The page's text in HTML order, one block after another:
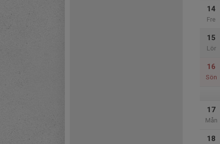
14
Fre
15
Lör
16
Sön
17
Mån
18